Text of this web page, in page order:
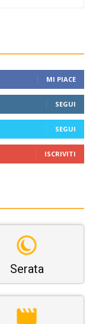
MI PIACE
SEGUI
SEGUI
ISCRIVITI
Serata